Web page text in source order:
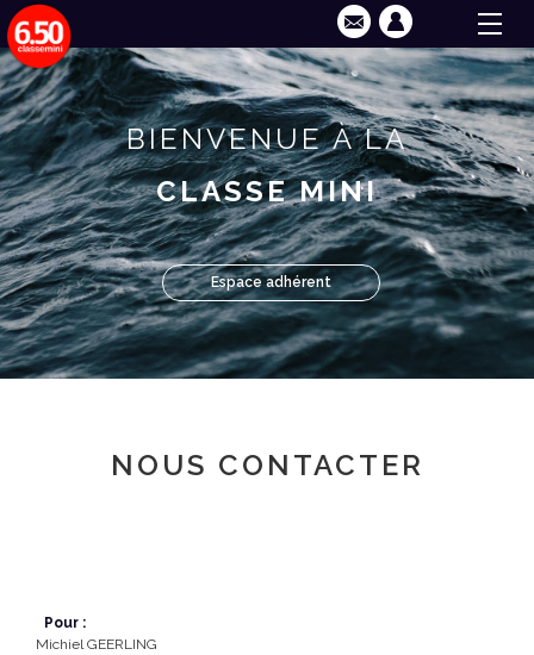
BIENVENUE À LA
CLASSE MINI
Espace adhérent
NOUS CONTACTER
Pour :
Michiel GEERLING